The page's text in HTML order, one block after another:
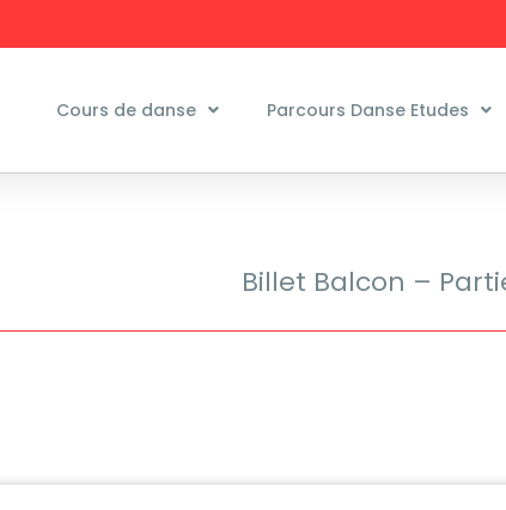
Cours de danse Parcours Danse Etudes
Billet Balcon –